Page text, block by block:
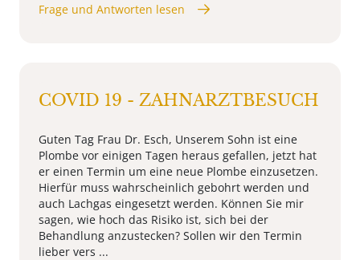
Frage und Antworten lesen
COVID 19 - ZAHNARZTBESUCH
Guten Tag Frau Dr. Esch, Unserem Sohn ist eine
Plombe vor einigen Tagen heraus gefallen, jetzt hat
er einen Termin um eine neue Plombe einzusetzen.
Hierfür muss wahrscheinlich gebohrt werden und
auch Lachgas eingesetzt werden. Können Sie mir
sagen, wie hoch das Risiko ist, sich bei der
Behandlung anzustecken? Sollen wir den Termin
lieber vers ...